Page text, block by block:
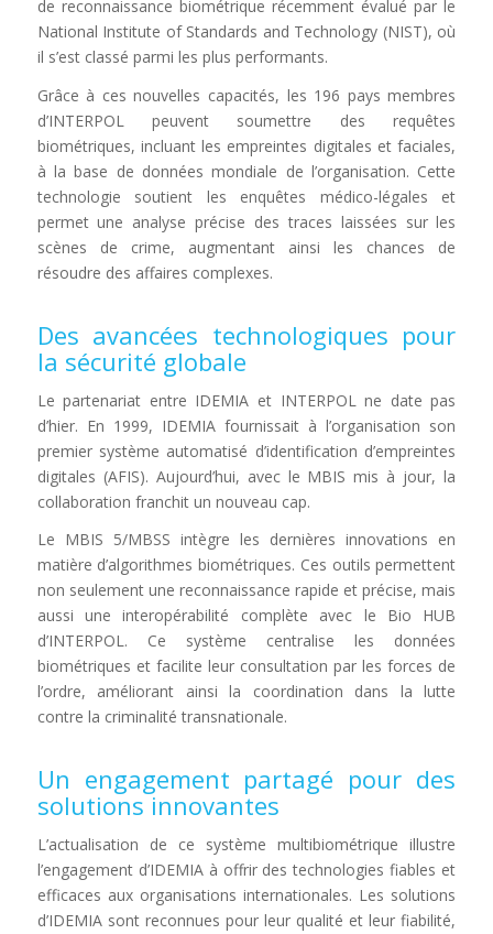
de reconnaissance biométrique récemment évalué par le
National Institute of Standards and Technology (NIST), où
il s’est classé parmi les plus performants.
Grâce à ces nouvelles capacités, les 196 pays membres
d’INTERPOL peuvent soumettre des requêtes
biométriques, incluant les empreintes digitales et faciales,
à la base de données mondiale de l’organisation. Cette
technologie soutient les enquêtes médico-légales et
permet une analyse précise des traces laissées sur les
scènes de crime, augmentant ainsi les chances de
résoudre des affaires complexes.
Des avancées technologiques pour
la sécurité globale
Le partenariat entre IDEMIA et INTERPOL ne date pas
d’hier. En 1999, IDEMIA fournissait à l’organisation son
premier système automatisé d’identification d’empreintes
digitales (AFIS). Aujourd’hui, avec le MBIS mis à jour, la
collaboration franchit un nouveau cap.
Le MBIS 5/MBSS intègre les dernières innovations en
matière d’algorithmes biométriques. Ces outils permettent
non seulement une reconnaissance rapide et précise, mais
aussi une interopérabilité complète avec le Bio HUB
d’INTERPOL. Ce système centralise les données
biométriques et facilite leur consultation par les forces de
l’ordre, améliorant ainsi la coordination dans la lutte
contre la criminalité transnationale.
Un engagement partagé pour des
solutions innovantes
L’actualisation de ce système multibiométrique illustre
l’engagement d’IDEMIA à offrir des technologies fiables et
efficaces aux organisations internationales. Les solutions
d’IDEMIA sont reconnues pour leur qualité et leur fiabilité,